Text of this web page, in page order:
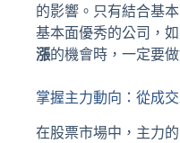
的影響。只有結合基
基本面優秀的公司，
漲的機會時，一定要
掌握主力動向：從成
在股票市場中，主力